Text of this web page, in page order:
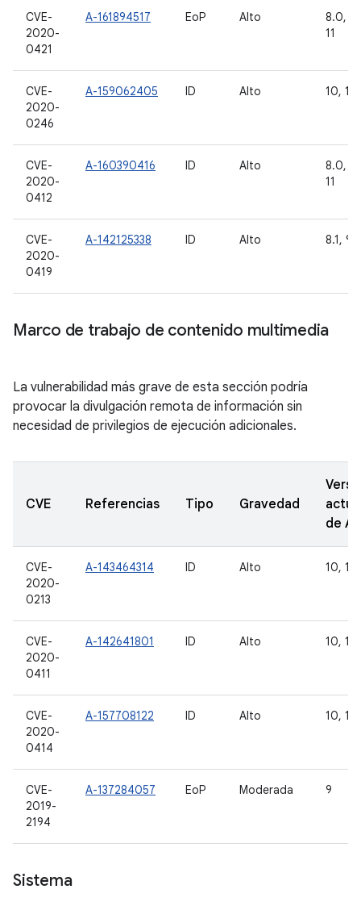
CVE-
2020-
0421
A-161894517 EoP Alto
8.0,
11
CVE-
2020-
0246
A-159062405 ID Alto 10, 11
CVE-
2020-
0412
A-160390416 ID Alto
8.0,
11
CVE-
2020-
0419
A-142125338 ID Alto 8.1, 9,
Marco de trabajo de contenido multimedia
La vulnerabilidad más grave de esta sección podría
provocar la divulgación remota de información sin
necesidad de privilegios de ejecución adicionales.
CVE Referencias Tipo Gravedad
de
CVE-
2020-
0213
A-143464314 ID Alto 10, 11
CVE-
2020-
0411
A-142641801 ID Alto 10, 11
CVE-
2020-
0414
A-157708122 ID Alto 10, 11
CVE-
2019-
2194
A-137284057 EoP Moderada 9
Sistema